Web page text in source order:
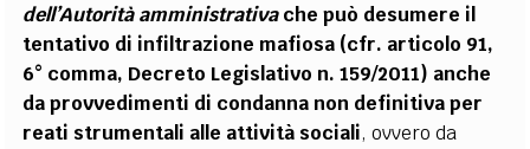
dell’Autorità amministrativache può desumere il
tentativo di infiltrazione mafiosa (cfr. articolo 91,
6° comma, Decreto Legislativo n. 159/2011) anche
da provvedimenti di condanna non definitiva per
reati strumentali alle attività sociali, ovvero da